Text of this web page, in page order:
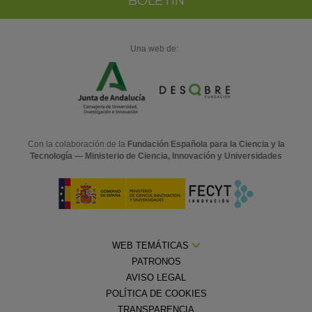
Una web de:
Con la colaboración de la Fundación Española para la Ciencia y la
Tecnología — Ministerio de Ciencia, Innovación y Universidades
WEB TEMÁTICAS
PATRONOS
AVISO LEGAL
POLÍTICA DE COOKIES
TRANSPARENCIA